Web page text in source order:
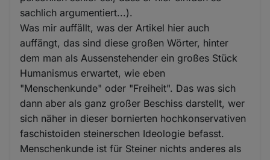
sachlich argumentiert...).
Was mir auffällt, was der Artikel hier auch
auffängt, das sind diese großen Wörter, hinter
dem man als Aussenstehender ein großes Stück
Humanismus erwartet, wie eben
"Menschenkunde" oder "Freiheit". Das was sich
dann aber als ganz großer Beschiss darstellt, wer
sich näher in dieser bornierten hochkonservativen
faschistoiden steinerschen Ideologie befasst.
Menschenkunde ist für Steiner nichts anderes als